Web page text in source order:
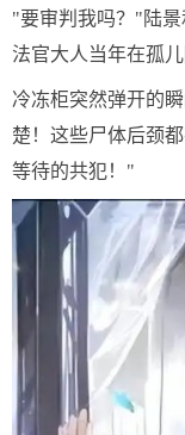
"要审判我吗？"陆
法官大人当年在孤
冷冻柜突然弹开的
楚！这些尸体后颈
等待的共犯！"